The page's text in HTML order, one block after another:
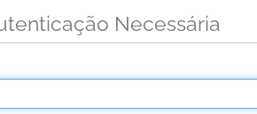
Necessária